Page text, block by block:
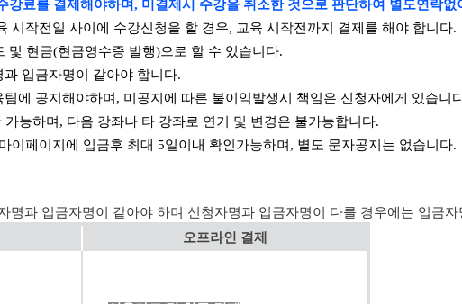
강료를 결제해야하며, 미결제시 수강을 취소한 것으로 판단하여 별도연락없
시작전일 사이에 수강신청을 할 경우, 교육 시작전까지 결제를 해야 합니다.
및 현금(현금영수증 발행)으로 할 수 있습니다.
입금자명이 같아야 합니다.
에 공지해야하며, 미공지에 따른 불이익발생시 책임은 신청자에게 있습니
능하며, 다음 강좌나 타 강좌로 연기 및 변경은 불가능합니다.
이페이지에 입금후 최대 5일이내 확인가능하며, 별도 문자공지는 없습니다.
명과 입금자명이 같아야 하며 신청자명과 입금자명이 다를 경우에는 입금
오프라인 결제